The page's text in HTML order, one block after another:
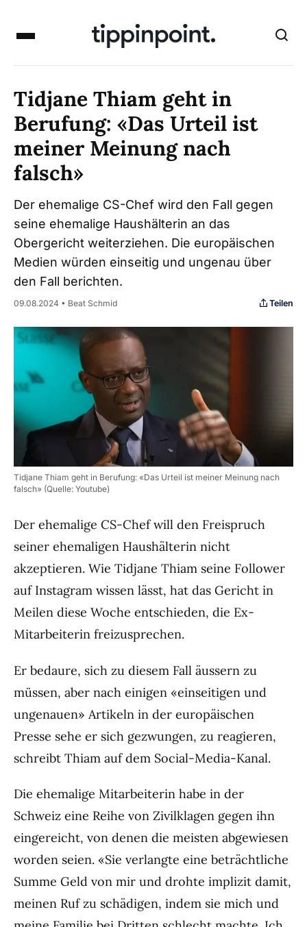
Tidjane Thiam geht in
Berufung: «Das Urteil ist
meiner Meinung nach
falsch»
Der ehemalige CS-Chef wird den Fall gegen
seine ehemalige Haushälterin an das
Obergericht weiterziehen. Die europäischen
Medien würden einseitig und ungenau über
den Fall berichten.
09.08.2024 • Beat Schmid Teilen
Tidjane Thiam geht in Berufung: «Das Urteil ist meiner Meinung nach
falsch» (Quelle: Youtube)
Der ehemalige CS-Chef will den Freispruch
seiner ehemaligen Haushälterin nicht
akzeptieren. Wie Tidjane Thiam seine Follower
auf Instagram wissen lässt, hat das Gericht in
Meilen diese Woche entschieden, die Ex-
Mitarbeiterin freizusprechen.
Er bedaure, sich zu diesem Fall äussern zu
müssen, aber nach einigen «einseitigen und
ungenauen» Artikeln in der europäischen
Presse sehe er sich gezwungen, zu reagieren,
schreibt Thiam auf dem Social-Media-Kanal.
Die ehemalige Mitarbeiterin habe in der
Schweiz eine Reihe von Zivilklagen gegen ihn
eingereicht, von denen die meisten abgewiesen
worden seien. «Sie verlangte eine beträchtliche
Summe Geld von mir und drohte implizit damit,
meinen Ruf zu schädigen, indem sie mich und